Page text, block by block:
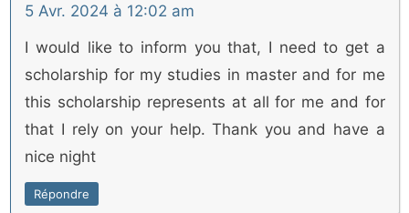
5 Avr. 2024 à 12:02 am
I would like to inform you that, I need to get a
scholarship for my studies in master and for me
this scholarship represents at all for me and for
that I rely on your help. Thank you and have a
nice night
Répondre